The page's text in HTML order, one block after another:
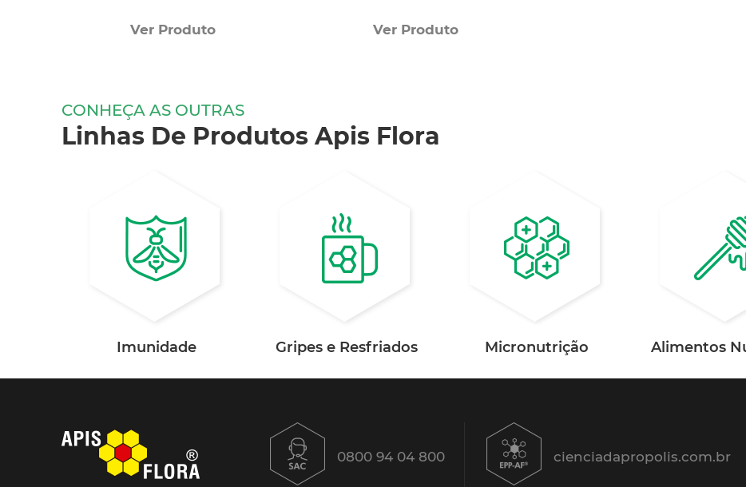
Ver Produto Ver Produto
CONHEÇA AS OUTRAS
Linhas De Produtos Apis Flora
Imunidade Gripes e Resfriados Micronutrição Alimentos
0800 94 04 800 cienciadapropolis.com.br